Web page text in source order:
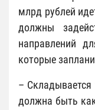
млрд рублей
должны
направлений
которые
–
должна быть